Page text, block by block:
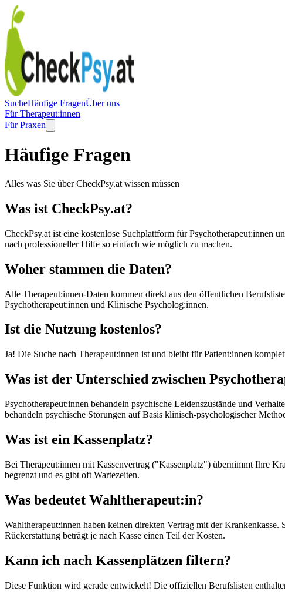
SucheHäufige FragenÜber uns
Für Therapeut:innen
Für Praxen
Häufige Fragen
Alles was Sie über CheckPsy.at wissen müssen
Was ist CheckPsy.at?
CheckPsy.at ist eine kostenlose Suchplattform für Psychotherapeut:innen
nach professioneller Hilfe so einfach wie möglich zu machen.
Woher stammen die Daten?
Alle Therapeut:innen-Daten kommen direkt aus den öffentlichen
Psychotherapeut:innen und Klinische Psycholog:innen.
Ist die Nutzung kostenlos?
Ja! Die Suche nach Therapeut:innen ist und bleibt für Patient:innen
Was ist der Unterschied zwischen
Psychotherapeut:innen behandeln psychische Leidenszustände und
behandeln psychische Störungen auf Basis klinisch-psychologischer
Was ist ein Kassenplatz?
Bei Therapeut:innen mit Kassenvertrag ("Kassenplatz") übernimmt Ihre
begrenzt und es gibt oft Wartezeiten.
Was bedeutet Wahltherapeut:in?
Wahltherapeut:innen haben keinen direkten Vertrag mit der
Rückerstattung beträgt je nach Kasse einen Teil der Kosten.
Kann ich nach Kassenplätzen filtern?
Diese Funktion wird gerade entwickelt! Die offiziellen Berufslisten